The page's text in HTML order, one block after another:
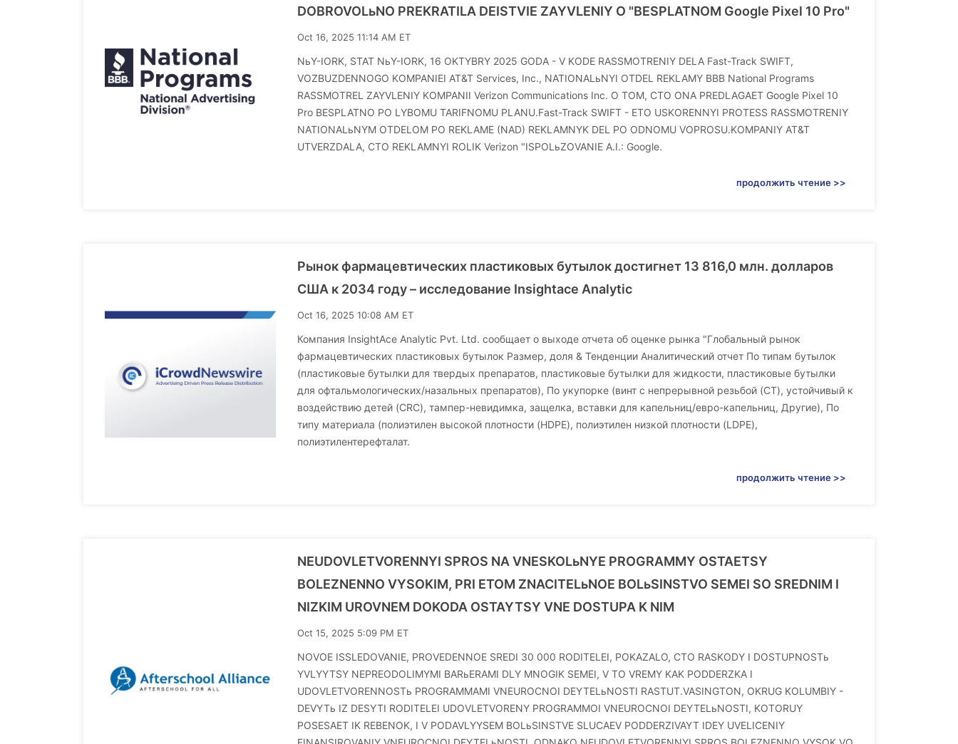
DOBROVOLьNO PREKRATILA DEISTVIE ZAYVLENIY O "BESPLATNOM Google Pixel 10 Pro"
Oct 16, 2025 11:14 AM ET
NьY-IORK, STAT NьY-IORK, 16 OKTYBRY 2025 GODA - V KODE RASSMOTRENIY DELA Fast-Track SWIFT,
VOZBUZDENNOGO KOMPANIEI AT&T Services, Inc., NATIONALьNYI OTDEL REKLAMY BBB National Programs
RASSMOTREL ZAYVLENIY KOMPANII Verizon Communications Inc. O TOM, CTO ONA PREDLAGAET Google Pixel 10
Pro BESPLATNO PO LYBOMU TARIFNOMU PLANU.Fast-Track SWIFT - ETO USKORENNYI PROTESS RASSMOTRENIY
NATIONALьNYM OTDELOM PO REKLAME (NAD) REKLAMNYK DEL PO ODNOMU VOPROSU.KOMPANIY AT&T
UTVERZDALA, CTO REKLAMNYI ROLIK Verizon "ISPOLьZOVANIE A.I.: Google.
продолжить чтение >>
Рынок фармацевтических пластиковых бутылок достигнет 13 816,0 млн. долларов
США к 2034 году – исследование Insightace Analytic
Oct 16, 2025 10:08 AM ET
Компания InsightAce Analytic Pvt. Ltd. сообщает о выходе отчета об оценке рынка "Глобальный рынок
фармацевтических пластиковых бутылок Размер, доля & Тенденции Аналитический отчет По типам бутылок
(пластиковые бутылки для твердых препаратов, пластиковые бутылки для жидкости, пластиковые бутылки
для офтальмологических/назальных препаратов), По укупорке (винт с непрерывной резьбой (CT), устойчивый к
воздействию детей (CRC), тампер-невидимка, защелка, вставки для капельниц/евро-капельниц, Другие), По
типу материала (полиэтилен высокой плотности (HDPE), полиэтилен низкой плотности (LDPE),
полиэтилентерефталат.
продолжить чтение >>
NEUDOVLETVORENNYI SPROS NA VNESKOLьNYE PROGRAMMY OSTAETSY
BOLEZNENNO VYSOKIM, PRI ETOM ZNACITELьNOE BOLьSINSTVO SEMEI SO SREDNIM I
NIZKIM UROVNEM DOKODA OSTAYTSY VNE DOSTUPA K NIM
Oct 15, 2025 5:09 PM ET
NOVOE ISSLEDOVANIE, PROVEDENNOE SREDI 30 000 RODITELEI, POKAZALO, CTO RASKODY I DOSTUPNOSTь
YVLYYTSY NEPREODOLIMYMI BARьERAMI DLY MNOGIK SEMEI, V TO VREMY KAK PODDERZKA I
UDOVLETVORENNOSTь PROGRAMMAMI VNEUROCNOI DEYTELьNOSTI RASTUT.VASINGTON, OKRUG KOLUMBIY -
DEVYTь IZ DESYTI RODITELEI UDOVLETVORENY PROGRAMMOI VNEUROCNOI DEYTELьNOSTI, KOTORUY
POSESAET IK REBENOK, I V PODAVLYYSEM BOLьSINSTVE SLUCAEV PODDERZIVAYT IDEY UVELICENIY